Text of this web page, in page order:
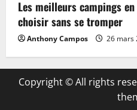
Les meilleurs campings
choisir sans se tromper
Anthony Campos 26 mars
Copyright © All rights